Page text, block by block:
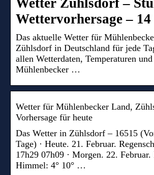
Wettervorhersage – 14
Das aktuelle Wetter für
Zühlsdorf in Deutschland für jede
allen Wetterdaten, Temperaturen
Mühlenbecker …
Wetter für Mühlenbecker Land,
Vorhersage für heute
Das Wetter in Zühlsdorf – 16515
Tage) · Heute. 21. Februar.
17h29 07h09 · Morgen. 22. Februar.
Himmel: 4° 10° …